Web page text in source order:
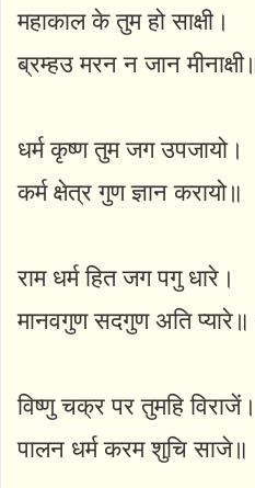
महाकाल के तुम हो साक्षी।
ब्रम्हउ मरन न जान
धर्म कृष्ण तुम जग उपजायो।
कर्म क्षेत्र गुण ज्ञान करायो॥
राम धर्म हित जग पगु धारे।
मानवगुण सदगुण अति
विष्णु चक्र पर तुमहि विराजें।
पालन धर्म करम शुचि साजे॥